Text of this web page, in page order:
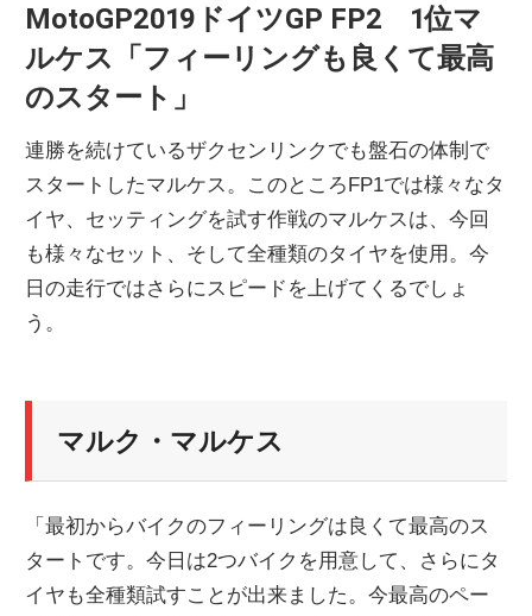
バ
ク
ニ
ス
MotoGP2019ドイツGP FP2 1位マ
ルケス「フィーリングも良くて最高
のスタート」
連勝を続けているザクセンリンクでも盤石の体制で
スタートしたマルケス。このところFP1では様々なタ
イヤ、セッティングを試す作戦のマルケスは、今回
も様々なセット、そして全種類のタイヤを使用。今
日の走行ではさらにスピードを上げてくるでしょ
う。
マルク・マルケス
「最初からバイクのフィーリングは良くて最高のス
タートです。今日は2つバイクを用意して、さらにタ
イヤも全種類試すことが出来ました。今最高のペー